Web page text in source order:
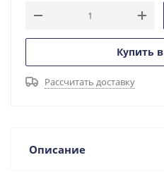
Купить
Рассчитать доставку
Описание